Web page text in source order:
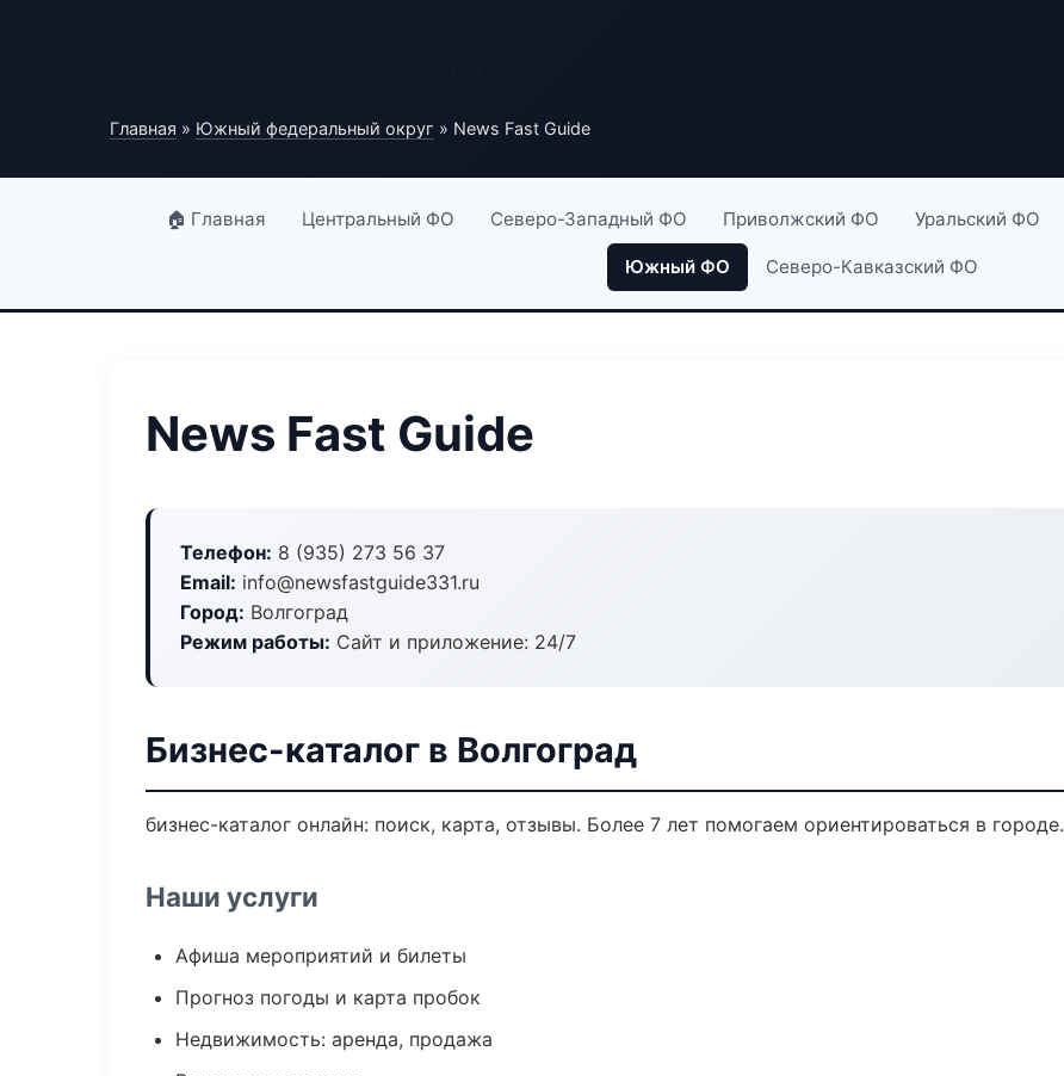
Главная » Южный федеральный округ » News Fast Guide
🏠 Главная Центральный ФО Северо-Западный ФО Приволжский ФО Уральский ФО
Южный ФО Северо-Кавказский ФО
News Fast Guide
Телефон: 8 (935) 273 56 37
Email: info@newsfastguide331.ru
Город: Волгоград
Режим работы: Сайт и приложение: 24/7
Бизнес-каталог в Волгоград
бизнес-каталог онлайн: поиск, карта, отзывы. Более 7 лет помогаем ориентироваться в городе.
Наши услуги
Афиша мероприятий и билеты
Прогноз погоды и карта пробок
Недвижимость: аренда, продажа